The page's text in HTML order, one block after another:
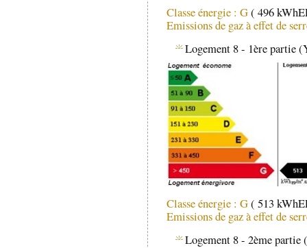
Classe énergie : G( 496
Emissions de gaz à effet de
Logement 8 - 1ère partie
Classe énergie : G( 513
Emissions de gaz à effet de
Logement 8 - 2ème partie